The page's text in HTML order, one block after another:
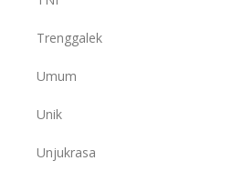
Trenggalek
Umum
Unik
Unjukrasa